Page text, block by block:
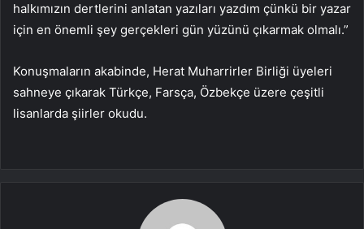
halkımızın dertlerini anlatan yazıları yazdım çünkü bir yazar
için en önemli şey gerçekleri gün yüzünü çıkarmak olmalı.”
Konuşmaların akabinde, Herat Muharrirler Birliği üyeleri
sahneye çıkarak Türkçe, Farsça, Özbekçe üzere çeşitli
lisanlarda şiirler okudu.